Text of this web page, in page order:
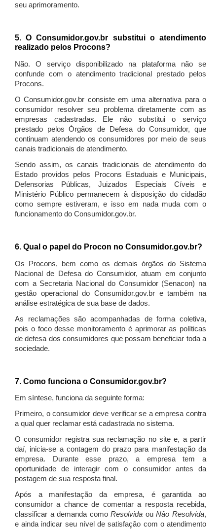
seu aprimoramento.
5. O Consumidor.gov.br substitui o atendimento
realizado pelos Procons?
Não. O serviço disponibilizado na plataforma não se
confunde com o atendimento tradicional prestado pelos
Procons.
O Consumidor.gov.br consiste em uma alternativa para o
consumidor resolver seu problema diretamente com as
empresas cadastradas. Ele não substitui o serviço
prestado pelos Órgãos de Defesa do Consumidor, que
continuam atendendo os consumidores por meio de seus
canais tradicionais de atendimento.
Sendo assim, os canais tradicionais de atendimento do
Estado providos pelos Procons Estaduais e Municipais,
Defensorias Públicas, Juizados Especiais Cíveis e
Ministério Público permanecem à disposição do cidadão
como sempre estiveram, e isso em nada muda com o
funcionamento do Consumidor.gov.br.
6. Qual o papel do Procon no Consumidor.gov.br?
Os Procons, bem como os demais órgãos do Sistema
Nacional de Defesa do Consumidor, atuam em conjunto
com a Secretaria Nacional do Consumidor (Senacon) na
gestão operacional do Consumidor.gov.br e também na
análise estratégica de sua base de dados.
As reclamações são acompanhadas de forma coletiva,
pois o foco desse monitoramento é aprimorar as políticas
de defesa dos consumidores que possam beneficiar toda a
sociedade.
7. Como funciona o Consumidor.gov.br?
Em síntese, funciona da seguinte forma:
Primeiro, o consumidor deve verificar se a empresa contra
a qual quer reclamar está cadastrada no sistema.
O consumidor registra sua reclamação no site e, a partir
daí, inicia-se a contagem do prazo para manifestação da
empresa. Durante esse prazo, a empresa tem a
oportunidade de interagir com o consumidor antes da
postagem de sua resposta final.
Após a manifestação da empresa, é garantida ao
consumidor a chance de comentar a resposta recebida,
classificar a demanda comoResolvida ouNão Resolvida,
e ainda indicar seu nível de satisfação com o atendimento